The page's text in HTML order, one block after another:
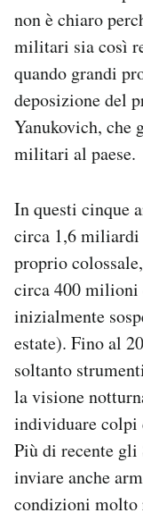
non è chiaro
militari sia così
quando grandi
deposizione del
Yanukovich,
militari al paese.
In questi cinque
circa 1,6
proprio
circa 400 milioni
inizialmente
estate). Fino al
soltanto
la visione
individuare colpi
Più di recente
inviare anche
condizioni